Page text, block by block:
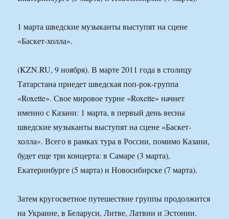
1 марта шведские музыканты выступят на сцене
«Баскет-холла».
(KZN.RU, 9 ноября). В марте 2011 года в столицу
Татарстана приедет шведская поп-рок-группа
«Roxette». Свое мировое турне «Roxette» начнет
именно с Казани: 1 марта, в первый день весны
шведские музыканты выступят на сцене «Баскет-
холла». Всего в рамках тура в России, помимо Казани,
будет еще три концерта: в Самаре (3 марта),
Екатеринбурге (5 марта) и Новосибирске (7 марта).
Затем кругосветное путешествие группы продолжится
на Украине, в Беларуси, Литве, Латвии и Эстонии.